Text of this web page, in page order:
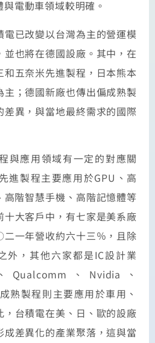
電動車領域較明確。
已改變以台灣為主的營運模
也將在德國設廠。其中，在
五奈米先進製程，日本熊本
；德國新廠也傳出偏成熟製
異，與當地最終需求的國際
應用領域有一定的對應關
進製程主要應用於GPU、高
階智慧手機、高階記憶體等
大客戶中，有七家是美系廠
一年營收約六十三％，且除
外，其他六家都是IC設計業
、Nvidia、
製程則主要應用於車用、
台積電在美、日、歐的設廠
差異化的產業聚落，這與當